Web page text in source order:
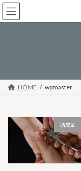
コ
ン
ナ
ビ
HOME wpmaster
助成金